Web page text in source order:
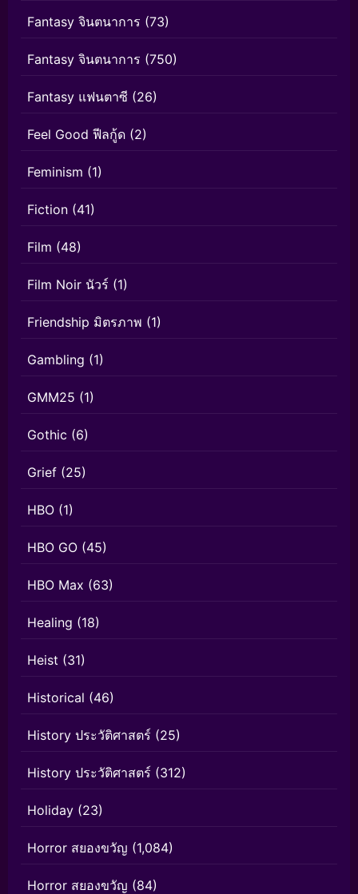
Fantasy จินตนาการ (73)
Fantasy จินตนาการ (750)
Fantasy แฟนตาซี (26)
Feel Good ฟีลกู้ด (2)
Feminism (1)
Fiction (41)
Film (48)
Film Noir นัวร์ (1)
Friendship มิตรภาพ (1)
Gambling (1)
GMM25 (1)
Gothic (6)
Grief (25)
HBO (1)
HBO GO (45)
HBO Max (63)
Healing (18)
Heist (31)
Historical (46)
History ประวัติศาสตร์ (25)
History ประวัติศาสตร์ (312)
Holiday (23)
Horror สยองขวัญ (1,084)
Horror สยองขวัญ (84)